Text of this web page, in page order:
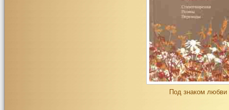
Под знаком любви